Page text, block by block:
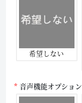
希望しない
音声機能オプション